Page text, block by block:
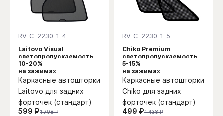
RV-C-2230-1-4
Laitovo Visual
светопропускаемость
10-20%
на зажимах
Каркасные автошторки
Laitovo для задних
форточек (стандарт)
599 ₽1 798 ₽
RV-C-2230-1-5
Chiko Premium
светопропускаемость
5-15%
на зажимах
Каркасные автошторки
Chiko для задних
форточек (стандарт)
499 ₽1 438 ₽